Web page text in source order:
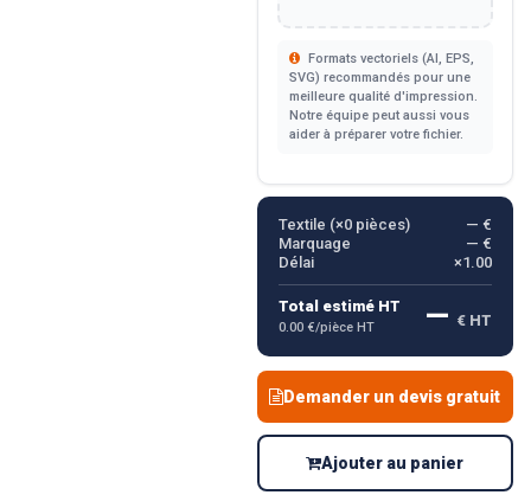
Formats vectoriels (AI, EPS,
SVG) recommandés pour une
meilleure qualité d'impression.
Notre équipe peut aussi vous
aider à préparer votre fichier.
Textile (×0pièces)
— €
Marquage
— €
Délai
×1.00
Total estimé HT
0.00 €/pièce HT — € HT
Demander un devis gratuit
Ajouter au panier